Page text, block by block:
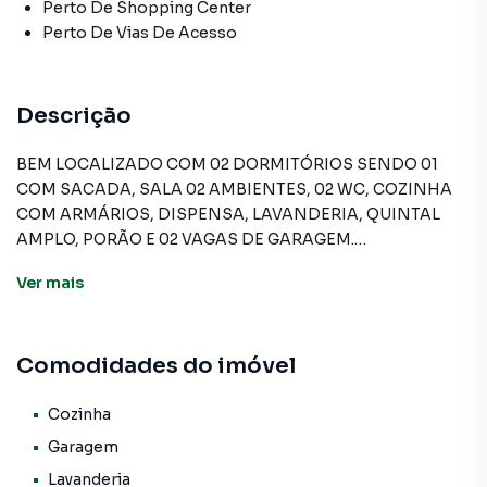
Perto De Shopping Center
Perto De Vias De Acesso
Descrição
BEM LOCALIZADO COM 02 DORMITÓRIOS SENDO 01
COM SACADA, SALA 02 AMBIENTES, 02 WC, COZINHA
COM ARMÁRIOS, DISPENSA, LAVANDERIA, QUINTAL
AMPLO, PORÃO E 02 VAGAS DE GARAGEM.
deseja mais informações sobre Sobrado em Osasco?
3681-9000.
Ver mais
Comodidades do imóvel
Cozinha
Garagem
Lavanderia